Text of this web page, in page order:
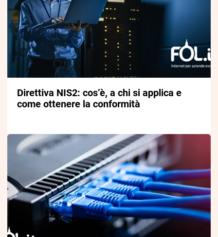
Direttiva NIS2: cos’è, a chi si applica e
come ottenere la conformità